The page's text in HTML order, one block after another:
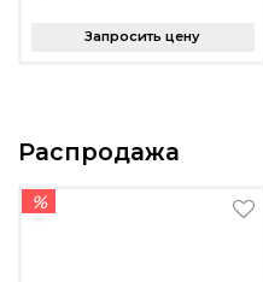
Запросить цену
Распродажа
%